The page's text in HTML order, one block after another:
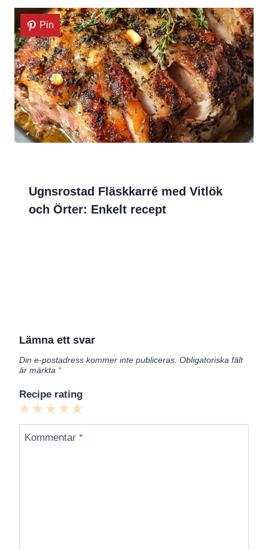
Pin
Ugnsrostad Fläskkarré med Vitlök
och Örter: Enkelt recept
Lämna ett svar
Din e-postadress kommer inte publiceras. Obligatoriska fält
är märkta *
Recipe rating
5
Stars
4
Stars
3
Stars
2
Stars
1
Star
Kommentar *